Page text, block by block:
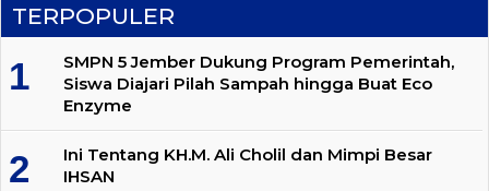
TERPOPULER
SMPN 5 Jember Dukung Program Pemerintah,
Siswa Diajari Pilah Sampah hingga Buat Eco
Enzyme
Ini Tentang KH.M. Ali Cholil dan Mimpi Besar
IHSAN